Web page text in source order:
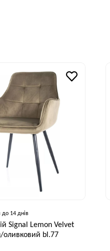
до 14 днів
Signal Lemon Velvet
оливковий bl.77